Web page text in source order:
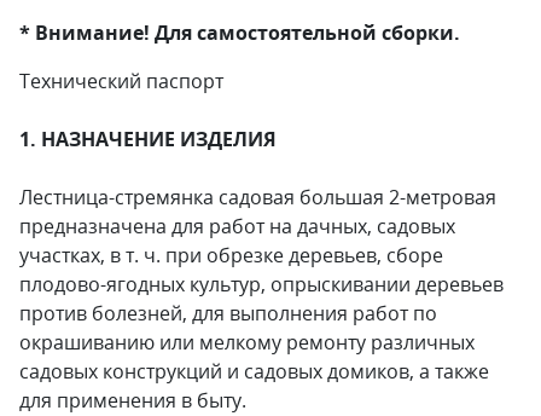
* Внимание! Для самостоятельной сборки.
Технический паспорт
1. НАЗНАЧЕНИЕ ИЗДЕЛИЯ
Лестница-стремянка садовая большая 2-метровая
предназначена для работ на дачных, садовых
участках, в т. ч. при обрезке деревьев, сборе
плодово-ягодных культур, опрыскивании деревьев
против болезней, для выполнения работ по
окрашиванию или мелкому ремонту различных
садовых конструкций и садовых домиков, а также
для применения в быту.